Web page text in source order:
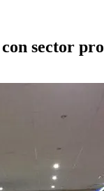
sector